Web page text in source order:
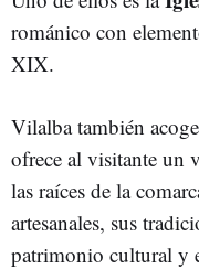
románico con
XIX.
Vilalba también
ofrece al visitante un
las raíces de la
artesanales, sus
patrimonio cultural y